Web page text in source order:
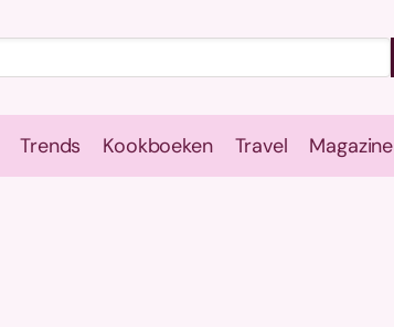
Trends Kookboeken Travel Magazine